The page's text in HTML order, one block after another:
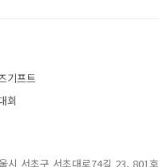
기프트
회
시 서초구 서초대로74길 23, 801호